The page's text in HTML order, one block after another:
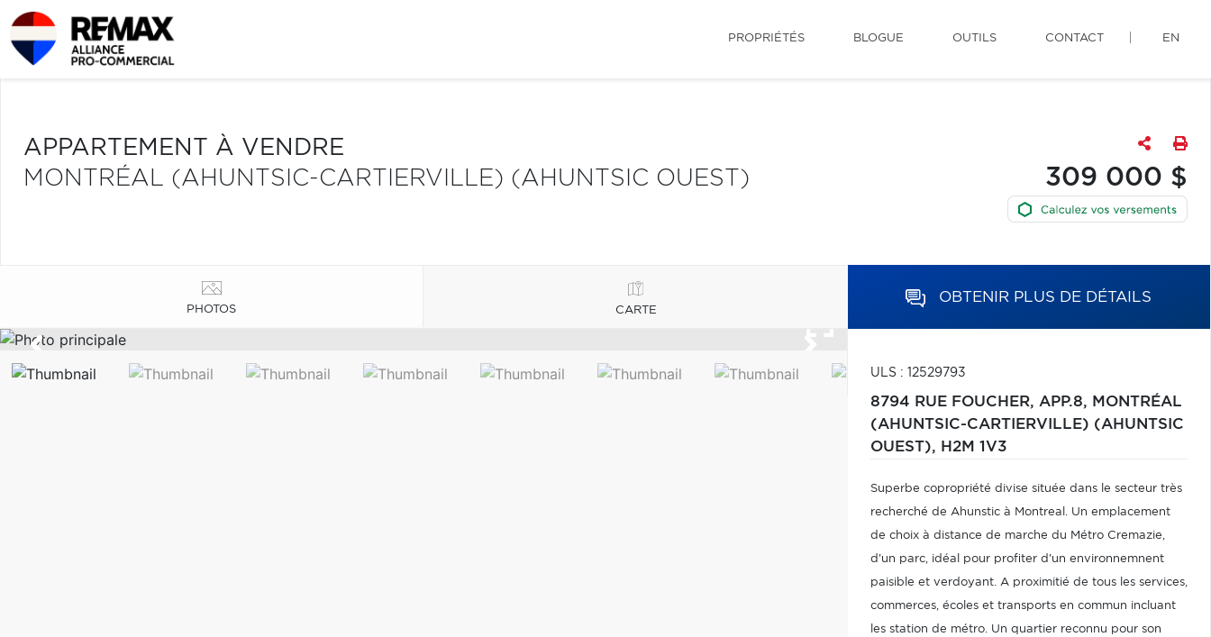
PROPRIÉTÉS BLOGUE OUTILS CONTACT EN
APPARTEMENT À VENDRE
MONTRÉAL (AHUNTSIC-CARTIERVILLE) (AHUNTSIC OUEST)
309 000 $
PHOTOS CARTE
OBTENIR PLUS DE DÉTAILS
ULS : 12529793
8794 RUE FOUCHER, APP.8, MONTRÉAL
(AHUNTSIC-CARTIERVILLE) (AHUNTSIC
OUEST), H2M 1V3
Superbe copropriété divise située dans le secteur très
recherché de Ahunstic à Montreal. Un emplacement
de choix à distance de marche du Métro Cremazie,
d'un parc, idéal pour profiter d'un environnemnent
paisible et verdoyant. A proximitié de tous les services,
commerces, écoles et transports en commun incluant
les station de métro. Un quartier reconnu pour son